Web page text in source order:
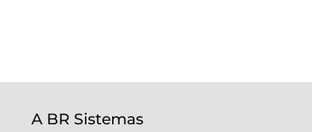
A BR Sistemas